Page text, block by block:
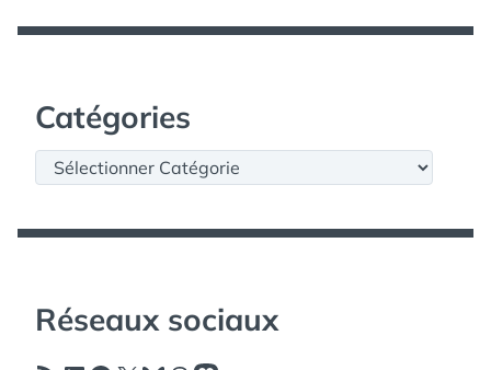
Catégories
Catégories
Réseaux sociaux